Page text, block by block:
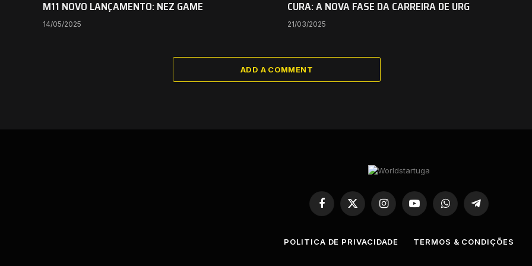
M11 NOVO LANÇAMENTO: NEZ GAME
14/05/2025
CURA: A NOVA FASE DA CARREIRA DE URG
21/03/2025
ADD A COMMENT
Facebook
X
(Twitter)
InstagramYouTubeWhatsAppTelegram
POLITICA DE PRIVACIDADE TERMOS & CONDIÇÕES